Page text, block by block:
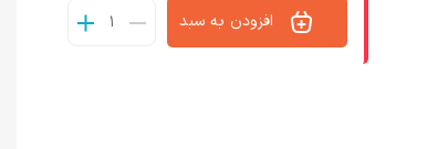
افزودن به سبد